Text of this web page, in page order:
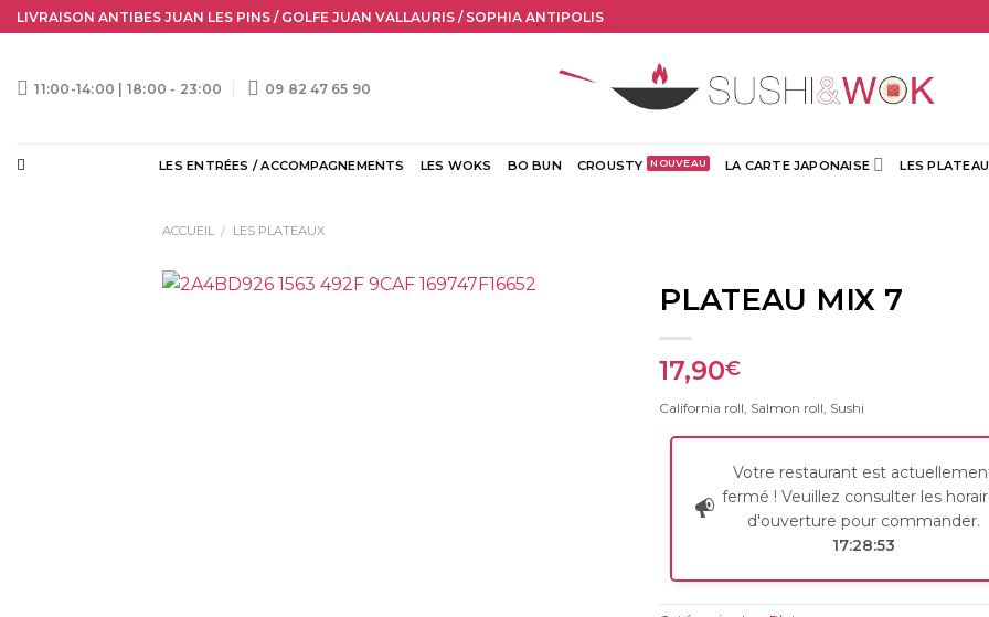
Skip
to
LIVRAISON ANTIBES JUAN LES PINS / GOLFE JUAN VALLAURIS / SOPHIA ANTIPOLIS
11:00-14:00 | 18:00 - 23:00 09 82 47 65 90
LES ENTRÉES / ACCOMPAGNEMENTS LES WOKS BO BUN CROUSTY LA CARTE JAPONAISE LES
ACCUEIL / LES PLATEAUX
PLATEAU MIX 7
17,90€
California roll, Salmon roll, Sushi
Votre restaurant est
fermé ! Veuillez consulter les
d'ouverture pour commander.
17:28:53